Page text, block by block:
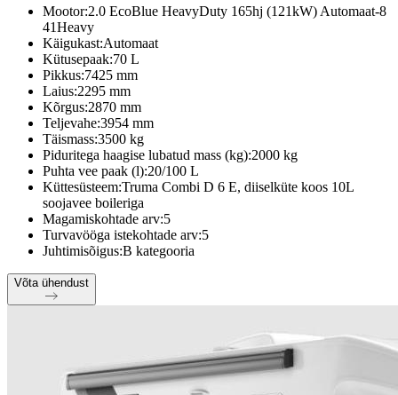
Mootor:2.0 EcoBlue HeavyDuty 165hj (121kW) Automaat-8
41Heavy
Käigukast:Automaat
Kütusepaak:70 L
Pikkus:7425 mm
Laius:2295 mm
Kõrgus:2870 mm
Teljevahe:3954 mm
Täismass:3500 kg
Piduritega haagise lubatud mass (kg):2000 kg
Puhta vee paak (l):20/100 L
Küttesüsteem:Truma Combi D 6 E, diiselküte koos 10L
soojavee boileriga
Magamiskohtade arv:5
Turvavööga istekohtade arv:5
Juhtimisõigus:B kategooria
Võta ühendust